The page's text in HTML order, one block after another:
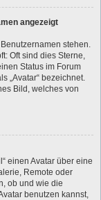
angezeigt
stehen.
Oft sind dies Sterne,
Status im Forum
„Avatar“ bezeichnet.
Bild, welches von
einen Avatar über eine
Remote oder
ob und wie die
benutzen kannst,